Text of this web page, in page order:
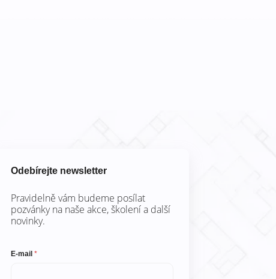
Odebírejte newsletter
Pravidelně vám budeme posílat
pozvánky na naše akce, školení a další
novinky.
E
E-mail *